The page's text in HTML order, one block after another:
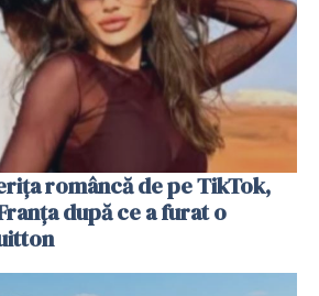
româncă de pe TikTok,
după ce a furat o